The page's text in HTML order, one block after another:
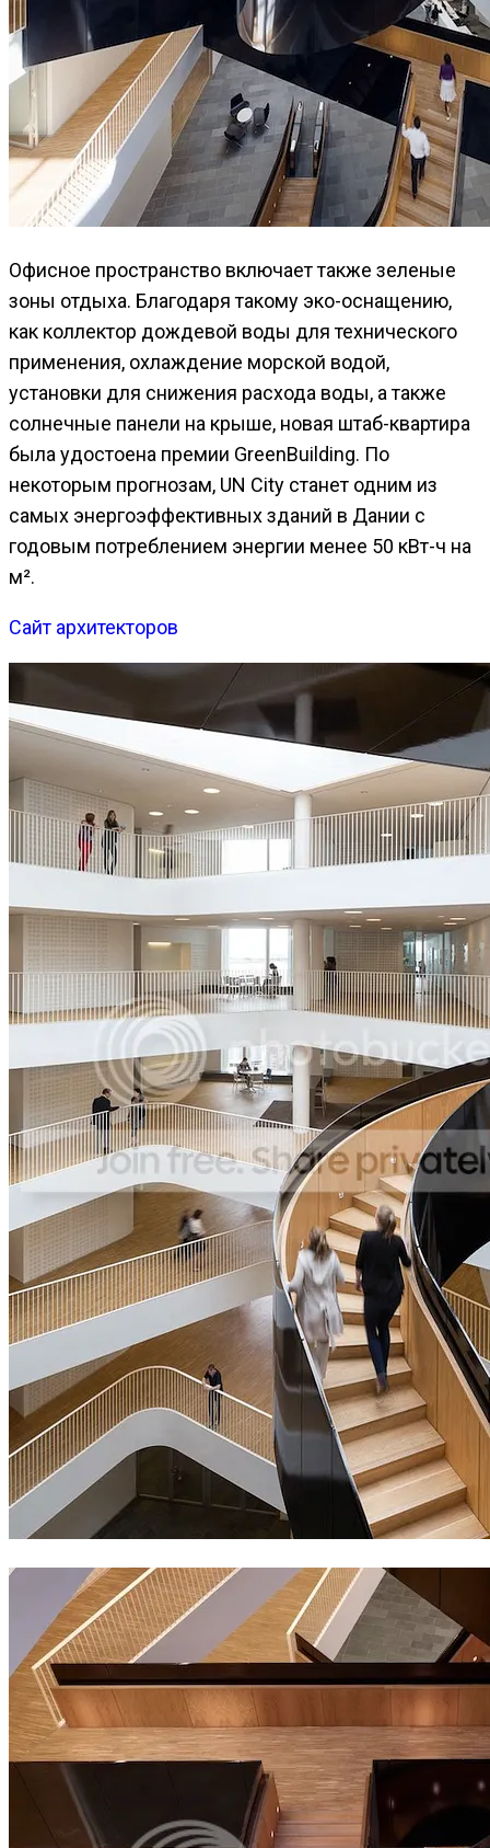
Офисное пространство включает также зеленые
зоны отдыха. Благодаря такому эко-оснащению,
как коллектор дождевой воды для технического
применения, охлаждение морской водой,
установки для снижения расхода воды, а также
солнечные панели на крыше, новая штаб-квартира
была удостоена премии GreenBuilding. По
некоторым прогнозам, UN City станет одним из
самых энергоэффективных зданий в Дании с
годовым потреблением энергии менее 50 кВт-ч на
м².
Сайт архитекторов